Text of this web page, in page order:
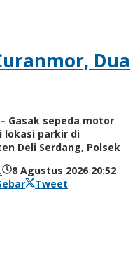
Dua
Gasak sepeda motor
lokasi parkir di
Deli Serdang, Polsek
8 Agustus 2026 20:52
Tweet